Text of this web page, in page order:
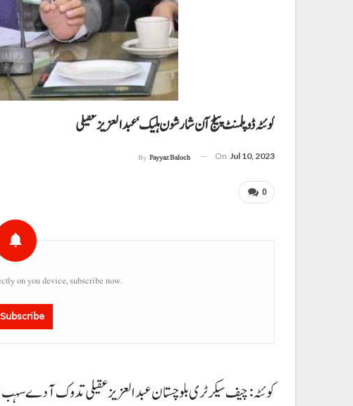
کوئٹہ ڈوپلمنٹ پیکج آن شار شون ہلیک‘ عبدالعزیز عقیلی
By Fayyaz Baloch On Jul 10, 2023
0
on you device, subscribe now.
Subscribe
کوئٹہ : چیف سیکرٹری بلوچستان عبدالعزیز عقیلی تدوک آ دے سہب